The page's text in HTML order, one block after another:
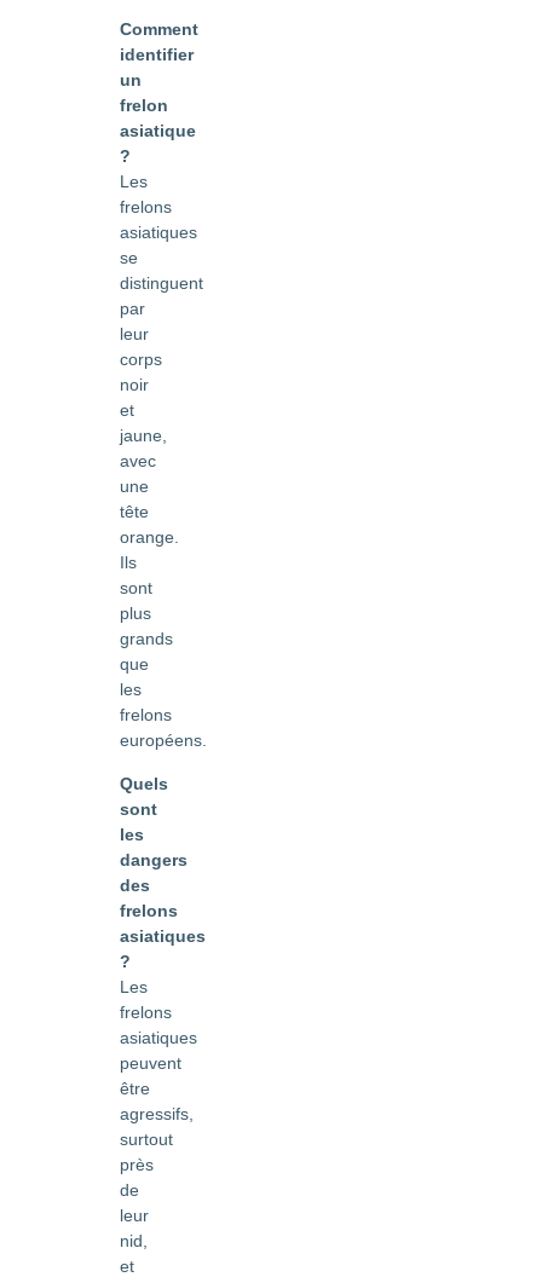
Comment
identifier
un
frelon
asiatique
?
Les
frelons
asiatiques
se
distinguent
par
leur
corps
noir
et
jaune,
avec
une
tête
orange.
Ils
sont
plus
grands
que
les
frelons
européens.
Quels
sont
les
dangers
des
frelons
asiatiques
?
Les
frelons
asiatiques
peuvent
être
agressifs,
surtout
près
de
leur
nid,
et